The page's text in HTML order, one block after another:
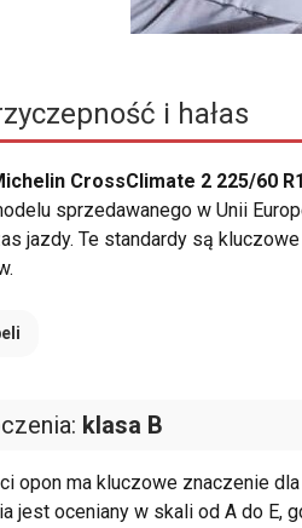
i hałas
CrossClimate 2 225/60
sprzedawanego w Unii
jazdy. Te standardy są
klasa B
opon ma kluczowe znaczenie
jest oceniany w skali od A do E,